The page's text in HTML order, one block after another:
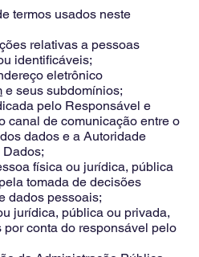
termos usados neste
relativas a pessoas
identificáveis;
eletrônico
e seus subdomínios;
pelo Responsável e
canal de comunicação entre o
dados e a Autoridade
física ou jurídica, pública
tomada de decisões
dados pessoais;
jurídica, pública ou privada,
conta do responsável pelo